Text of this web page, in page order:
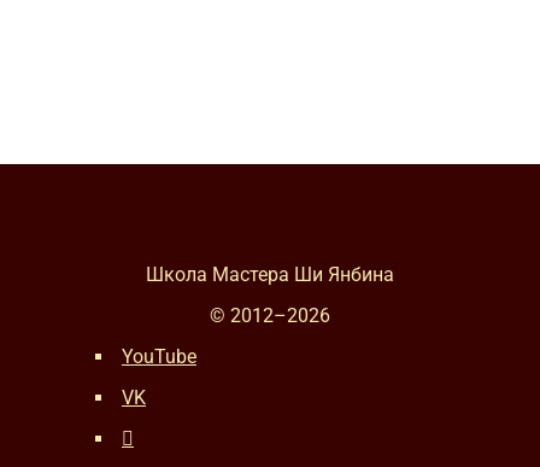
Школа Мастера Ши Янбина
© 2012–2026
YouTube
VK